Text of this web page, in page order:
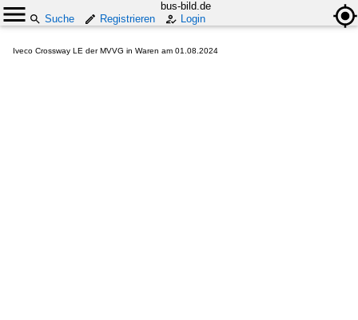
bus-bild.de
Suche
Registrieren Login
Iveco Crossway LE der MVVG in Waren am 01.08.2024